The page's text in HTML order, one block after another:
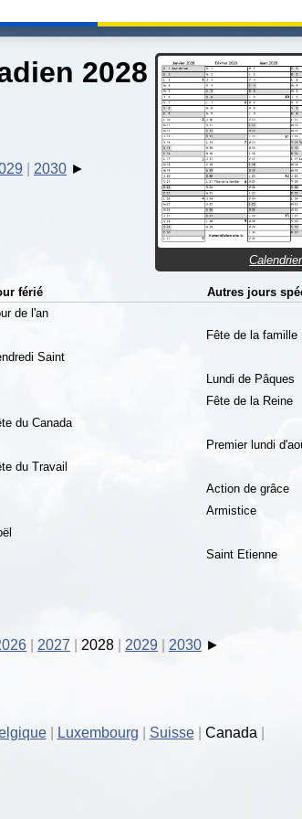
2028
2030
férié
Autres jours
de l'an
Fête de la famille
Saint
Lundi de Pâques
Fête de la Reine
du Canada
Premier lundi
du Travail
Action de grâce
Armistice
Saint Etienne
2027 2028 2029 2030
Luxembourg Suisse Canada